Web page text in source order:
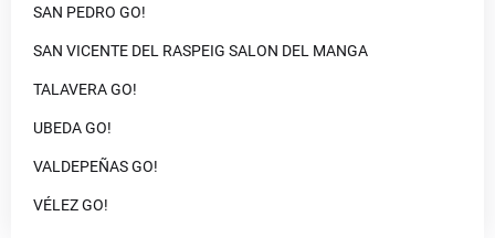
SAN PEDRO GO!
SAN VICENTE DEL RASPEIG SALON DEL MANGA
TALAVERA GO!
UBEDA GO!
VALDEPEÑAS GO!
VÉLEZ GO!